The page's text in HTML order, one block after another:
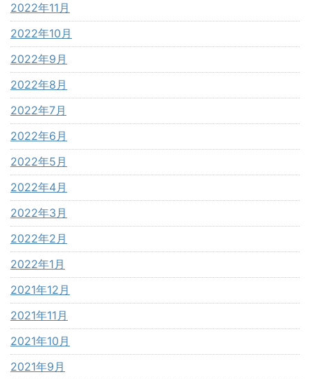
2022年11月
2022年10月
2022年9月
2022年8月
2022年7月
2022年6月
2022年5月
2022年4月
2022年3月
2022年2月
2022年1月
2021年12月
2021年11月
2021年10月
2021年9月